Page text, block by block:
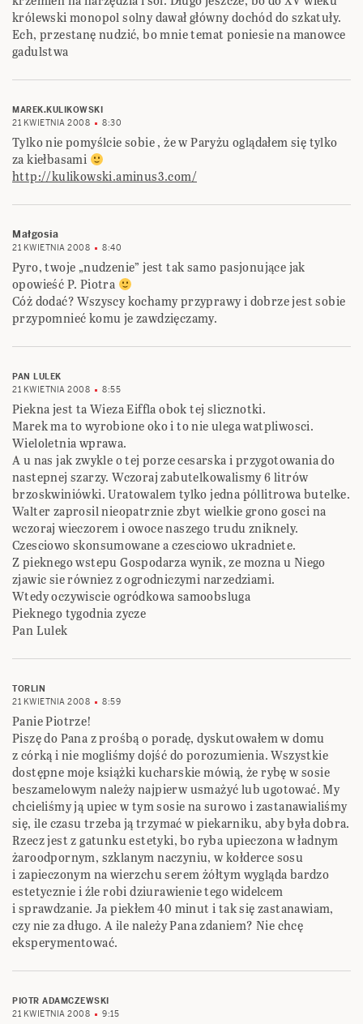
królewski monopol solny dawał główny dochód do szkatuły.
Ech, przestanę nudzić, bo mnie temat poniesie na manowce
gadulstwa
MAREK.KULIKOWSKI
21 KWIETNIA 2008
8:30
Tylko nie pomyślcie sobie , że w Paryżu oglądałem się tylko
za kiełbasami
http://kulikowski.aminus3.com/
Małgosia
21 KWIETNIA 2008 8:40
Pyro, twoje „nudzenie” jest tak samo pasjonujące jak
opowieść P. Piotra
Cóż dodać? Wszyscy kochamy przyprawy i dobrze jest sobie
przypomnieć komu je zawdzięczamy.
PAN LULEK
21 KWIETNIA 2008
8:55
Piekna jest ta Wieza Eiffla obok tej slicznotki.
Marek ma to wyrobione oko i to nie ulega watpliwosci.
Wieloletnia wprawa.
A u nas jak zwykle o tej porze cesarska i przygotowania do
nastepnej szarzy. Wczoraj zabutelkowalismy 6 litrów
brzoskwiniówki. Uratowalem tylko jedna póllitrowa butelke.
Walter zaprosil nieopatrznie zbyt wielkie grono gosci na
wczoraj wieczorem i owoce naszego trudu zniknely.
Czesciowo skonsumowane a czesciowo ukradniete.
Z pieknego wstepu Gospodarza wynik, ze mozna u Niego
zjawic sie równiez z ogrodniczymi narzedziami.
Wtedy oczywiscie ogródkowa samoobsluga
Pieknego tygodnia zycze
Pan Lulek
TORLIN
21 KWIETNIA 2008
8:59
Panie Piotrze!
Piszę do Pana z prośbą o poradę, dyskutowałem w domu
z córką i nie mogliśmy dojść do porozumienia. Wszystkie
dostępne moje książki kucharskie mówią, że rybę w sosie
beszamelowym należy najpierw usmażyć lub ugotować. My
chcieliśmy ją upiec w tym sosie na surowo i zastanawialiśmy
się, ile czasu trzeba ją trzymać w piekarniku, aby była dobra.
Rzecz jest z gatunku estetyki, bo ryba upieczona w ładnym
żaroodpornym, szklanym naczyniu, w kołderce sosu
i zapieczonym na wierzchu serem żółtym wygląda bardzo
estetycznie i źle robi dziurawienie tego widelcem
i sprawdzanie. Ja piekłem 40 minut i tak się zastanawiam,
czy nie za długo. A ile należy Pana zdaniem? Nie chcę
eksperymentować.
PIOTR ADAMCZEWSKI
21 KWIETNIA 2008
9:15